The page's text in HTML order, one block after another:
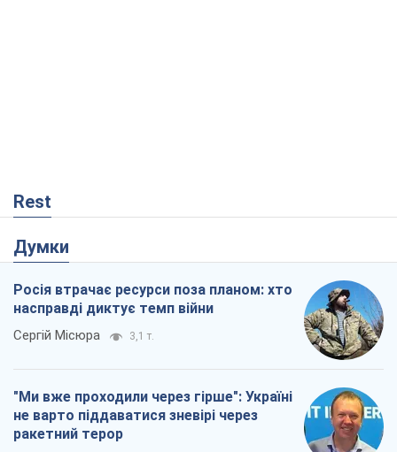
Rest
Думки
Росія втрачає ресурси поза планом: хто
насправді диктує темп війни
Сергій Місюра 3,1 т.
"Ми вже проходили через гірше": Україні
не варто піддаватися зневірі через
ракетний терор